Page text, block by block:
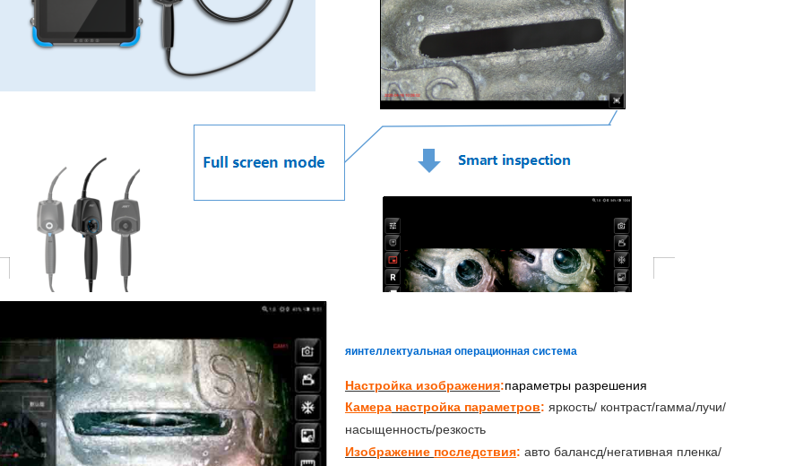
яинтеллектуальная операционная система
Настройка изображения:параметры разрешения
Камера настройка параметров: яркость/ контраст/гамма/лучи/
насыщенность/резкость
Изображение последствия: авто балансд/негативная пленка/